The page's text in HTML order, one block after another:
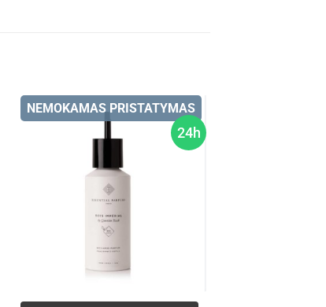
24h
NEMOKAMAS PRISTATYMAS